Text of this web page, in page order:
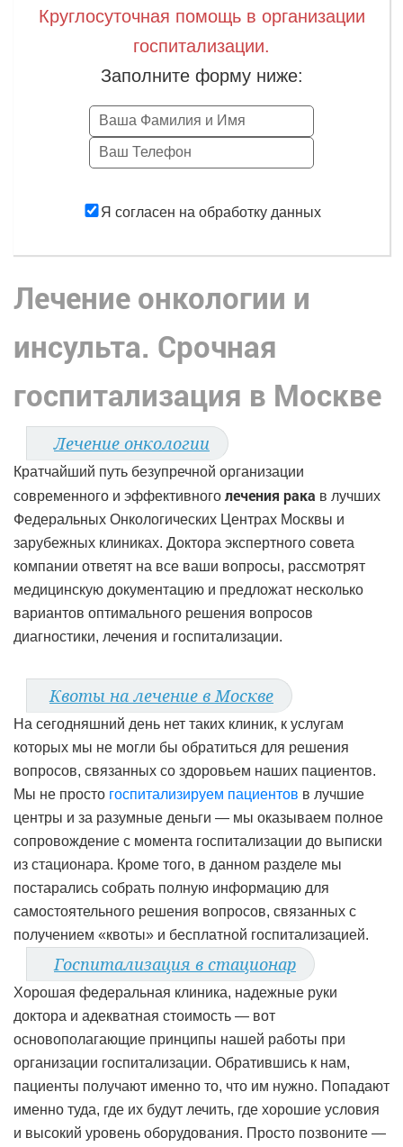
Круглосуточная помощь в организации
госпитализации.
Заполните форму ниже:
Я согласен на обработку данных
Лечение онкологии и
инсульта. Срочная
госпитализация в Москве
Лечение онкологии
Кратчайший путь безупречной организации
современного и эффективного лечения рака в лучших
Федеральных Онкологических Центрах Москвы и
зарубежных клиниках. Доктора экспертного совета
компании ответят на все ваши вопросы, рассмотрят
медицинскую документацию и предложат несколько
вариантов оптимального решения вопросов
диагностики, лечения и госпитализации.
Квоты на лечение в Москве
На сегодняшний день нет таких клиник, к услугам
которых мы не могли бы обратиться для решения
вопросов, связанных со здоровьем наших пациентов.
Мы не просто госпитализируем пациентов в лучшие
центры и за разумные деньги — мы оказываем полное
сопровождение с момента госпитализации до выписки
из стационара. Кроме того, в данном разделе мы
постарались собрать полную информацию для
самостоятельного решения вопросов, связанных с
получением «квоты» и бесплатной госпитализацией.
Госпитализация в стационар
Хорошая федеральная клиника, надежные руки
доктора и адекватная стоимость — вот
основополагающие принципы нашей работы при
организации госпитализации. Обратившись к нам,
пациенты получают именно то, что им нужно. Попадают
именно туда, где их будут лечить, где хорошие условия
и высокий уровень оборудования. Просто позвоните —